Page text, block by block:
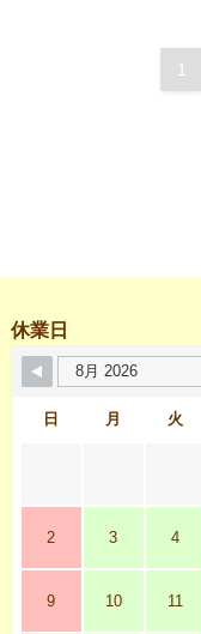
1
休業日
日 月 火
2 3 4
9 10 11